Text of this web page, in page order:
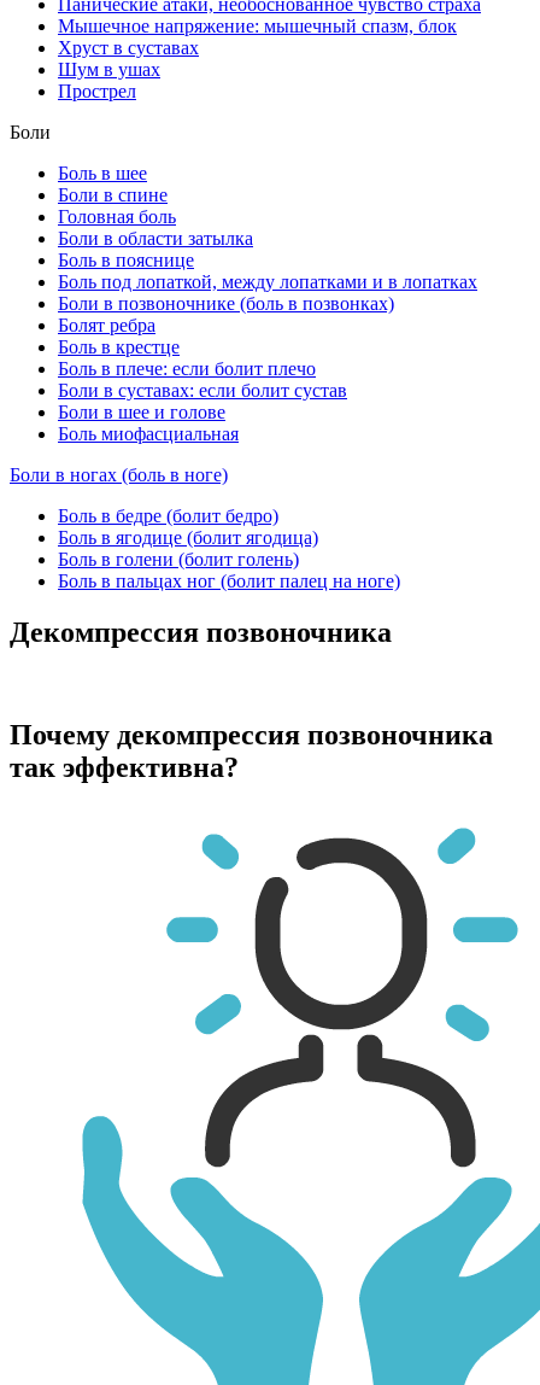
Панические атаки, необоснованное чувство страха
Мышечное напряжение: мышечный спазм, блок
Хруст в суставах
Шум в ушах
Прострел
Боли
Боль в шее
Боли в спине
Головная боль
Боли в области затылка
Боль в пояснице
Боль под лопаткой, между лопатками и в лопатках
Боли в позвоночнике (боль в позвонках)
Болят ребра
Боль в крестце
Боль в плече: если болит плечо
Боли в суставах: если болит сустав
Боли в шее и голове
Боль миофасциальная
Боли в ногах (боль в ноге)
Боль в бедре (болит бедро)
Боль в ягодице (болит ягодица)
Боль в голени (болит голень)
Боль в пальцах ног (болит палец на ноге)
Декомпрессия позвоночника
Почему декомпрессия позвоночника
так эффективна?